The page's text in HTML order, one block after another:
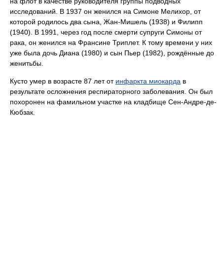
исследований. В 1937 он женился на Симоне Мелихор, от
которой родилось два сына, Жан-Мишель (1938) и Филипп
(1940). В 1991, через год после смерти супруги Симоны от
рака, он женился на Франсине Триплет. К тому времени у них
уже была дочь Диана (1980) и сын Пьер (1982), рождённые до
женитьбы.
Кусто умер в возрасте 87 лет от инфаркта миокарда в
результате осложнения респираторного заболевания. Он был
похоронен на фамильном участке на кладбище Сен-Андре-де-
Кюбзак.